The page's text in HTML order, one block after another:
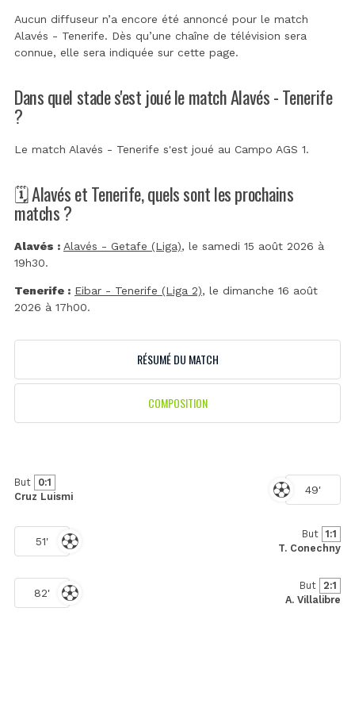
Aucun diffuseur n’a encore été annoncé pour le match
Alavés - Tenerife. Dès qu’une chaîne de télévision sera
connue, elle sera indiquée sur cette page.
Dans quel stade s'est joué le match Alavés - Tenerife
?
Le match Alavés - Tenerife s'est joué au Campo AGS 1.
🗓️ Alavés et Tenerife, quels sont les prochains
matchs ?
Alavés : Alavés - Getafe (Liga), le samedi 15 août 2026 à
19h30.
Tenerife : Eibar - Tenerife (Liga 2), le dimanche 16 août
2026 à 17h00.
RÉSUMÉ DU MATCH
COMPOSITION
49'
But
0:1
Cruz Luismi
51'
But 1:1
T. Conechny
82'
But 2:1
A. Villalibre